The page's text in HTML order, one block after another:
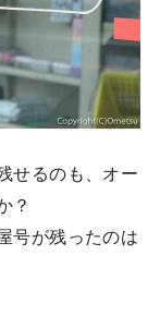
せるのも、オー
？
号が残ったのは